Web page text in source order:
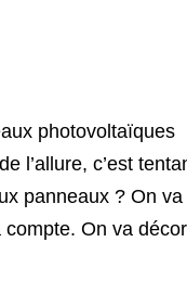
photovoltaïques
l’allure, c’est
panneaux ? On va
On va